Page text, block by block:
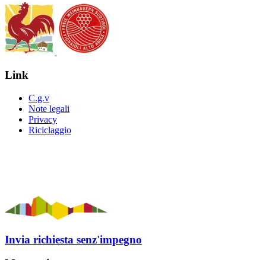
Link
C.g.v
Note legali
Privacy
Riciclaggio
Invia richiesta senz'impegno